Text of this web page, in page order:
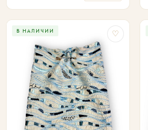
В НАЛИЧИИ ♡